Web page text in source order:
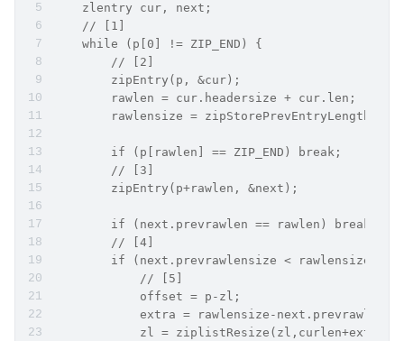
    zlentry cur, next;
    // [1]
    while (p[0] != ZIP_END) {
        // [2]
        zipEntry(p, &cur);
        rawlen = cur.headersize + cur.len;
rawlensize =
        if (p[rawlen] == ZIP_END) break;
        // [3]
        zipEntry(p+rawlen, &next);
        if (next.prevrawlen == rawlen) break;
        // [4]
        if (next.prevrawlensize < rawlensize) {
            // [5]
            offset = p-zl;
extra = rawlensize-
            zl = ziplistResize(zl,curlen+extra);